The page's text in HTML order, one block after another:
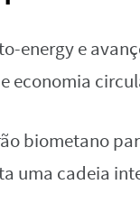
energy e
economia
biometano
uma cadeia